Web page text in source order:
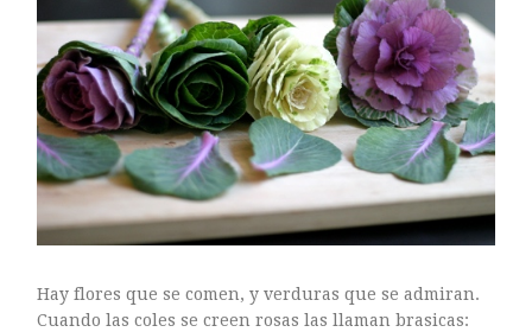
Hay flores que se comen, y verduras que se admiran.
Cuando las coles se creen rosas las llaman brasicas: